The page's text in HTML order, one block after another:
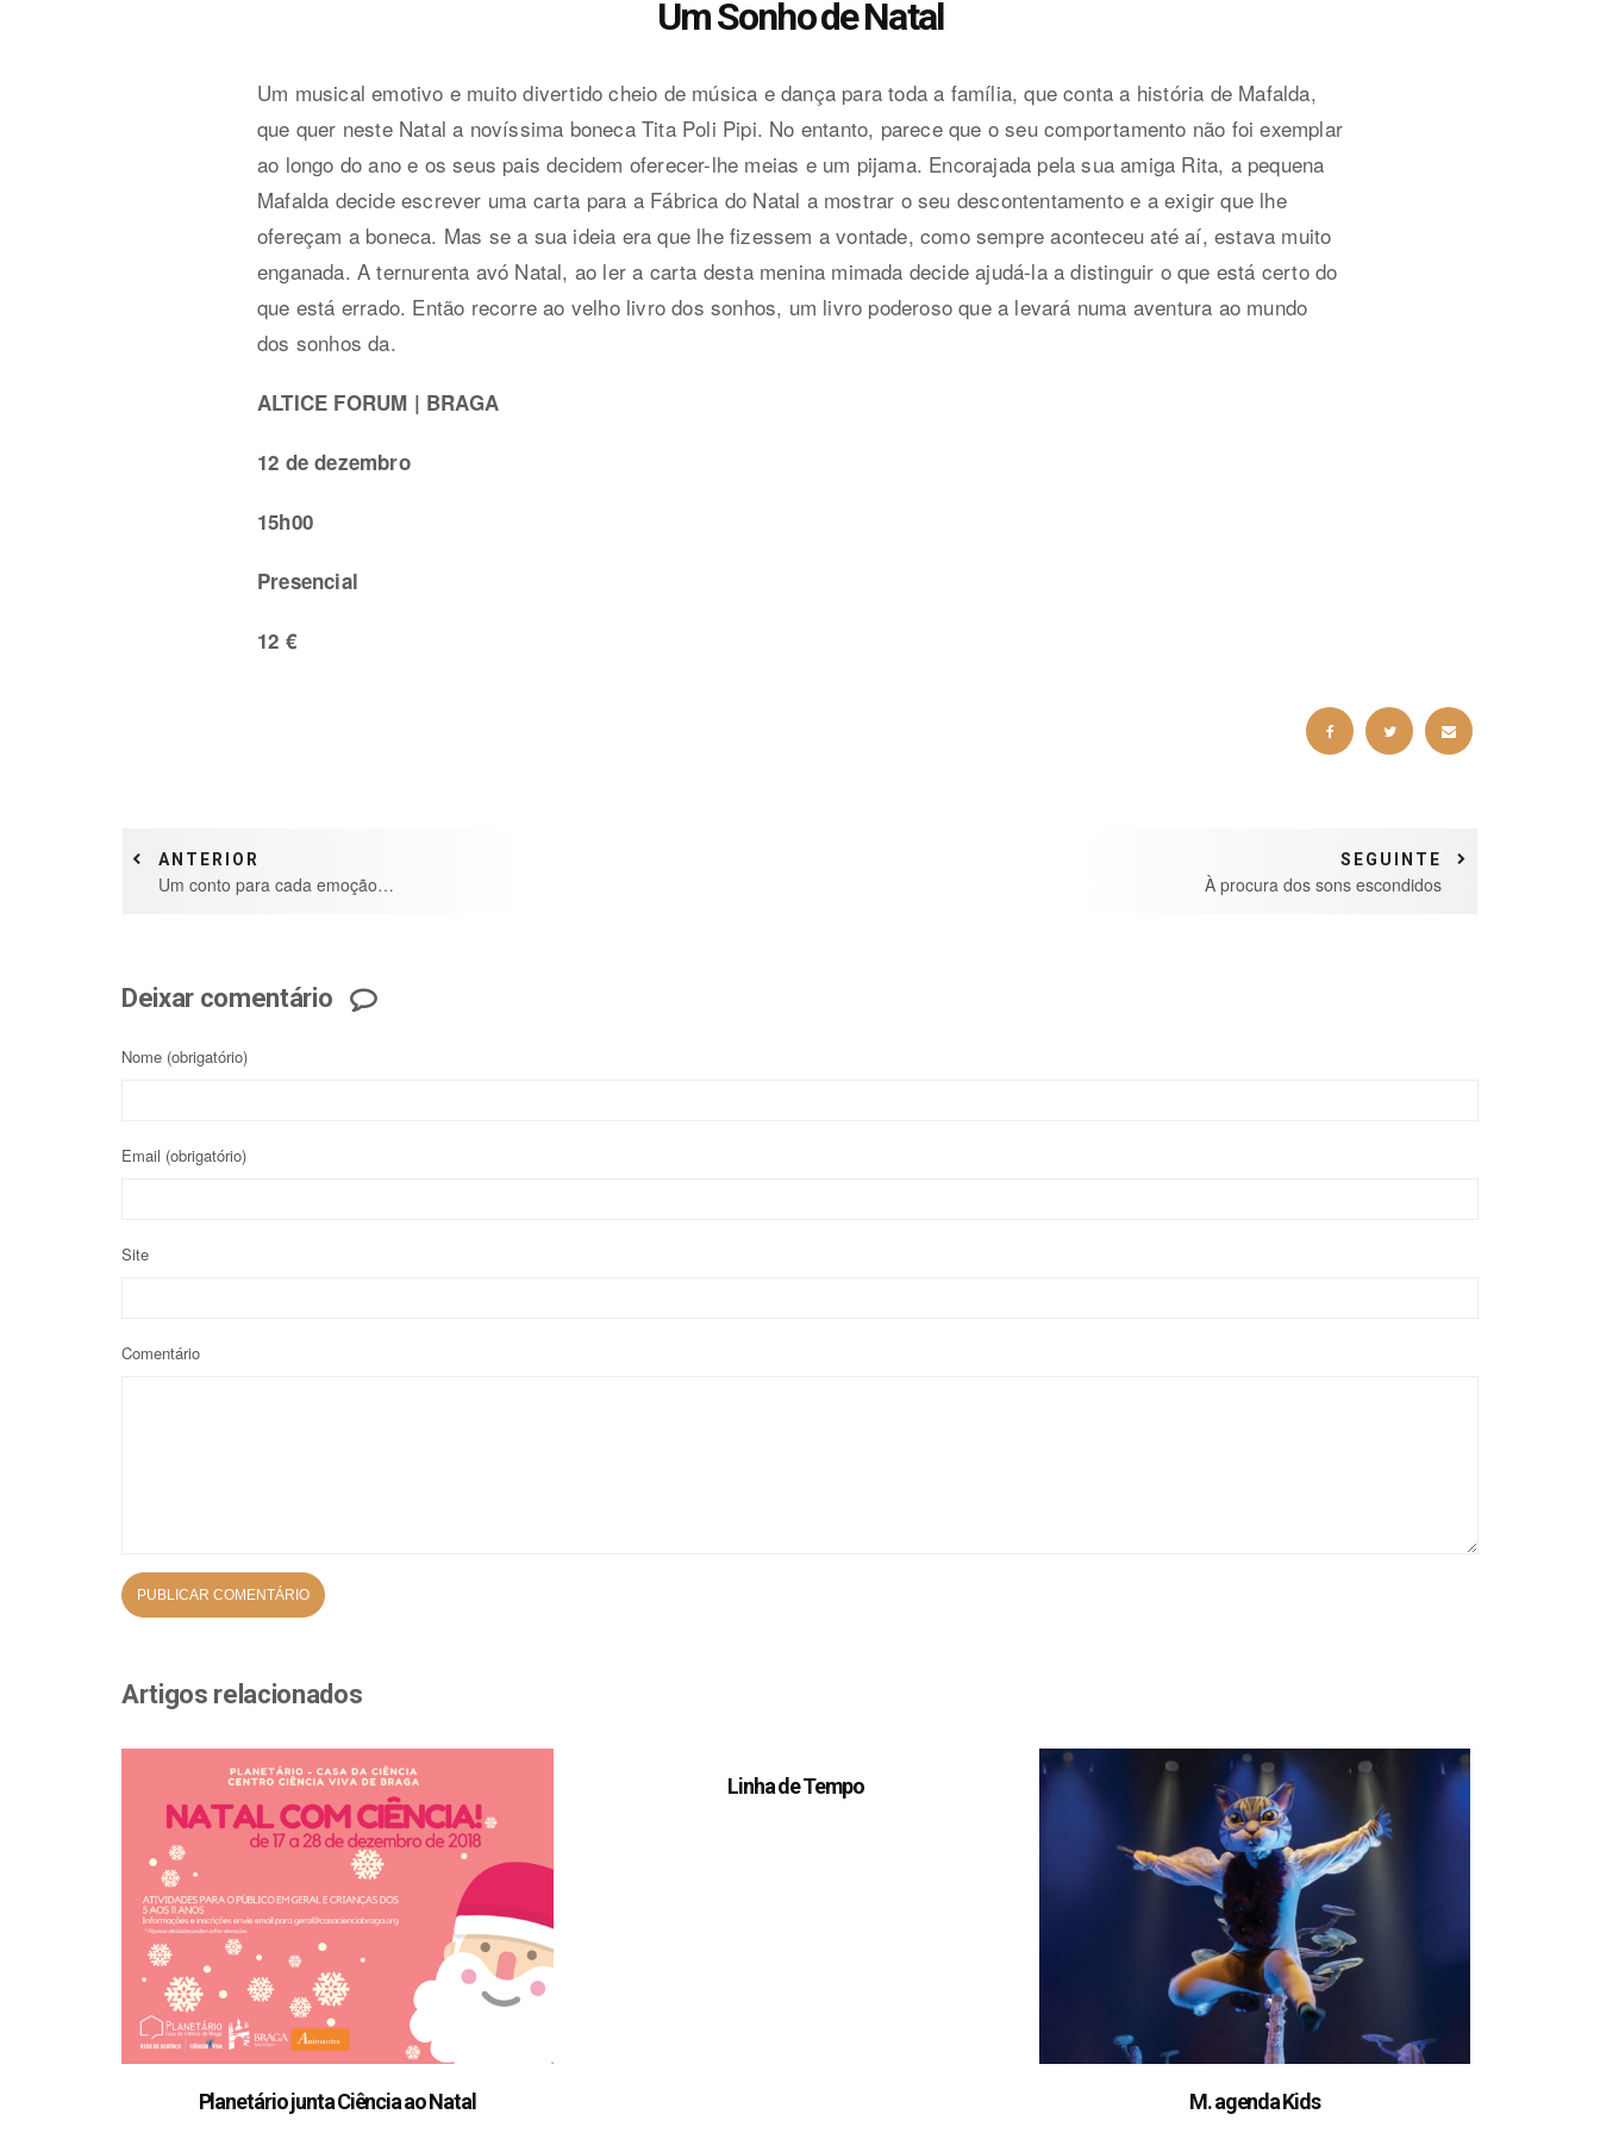
Um Sonho de Natal
Um musical emotivo e muito divertido cheio de música e dança para toda a família, que conta a história de Mafalda,
que quer neste Natal a novíssima boneca Tita Poli Pipi. No entanto, parece que o seu comportamento não foi exemplar
ao longo do ano e os seus pais decidem oferecer-lhe meias e um pijama. Encorajada pela sua amiga Rita, a pequena
Mafalda decide escrever uma carta para a Fábrica do Natal a mostrar o seu descontentamento e a exigir que lhe
ofereçam a boneca. Mas se a sua ideia era que lhe fizessem a vontade, como sempre aconteceu até aí, estava muito
enganada. A ternurenta avó Natal, ao ler a carta desta menina mimada decide ajudá-la a distinguir o que está certo do
que está errado. Então recorre ao velho livro dos sonhos, um livro poderoso que a levará numa aventura ao mundo
dos sonhos da.
ALTICE FORUM | BRAGA
12 de dezembro
15h00
Presencial
12 €
ANTERIOR
Um conto para cada emoção…
SEGUINTE
À procura dos sons escondidos
Deixar comentário
Nome (obrigatório)
Email (obrigatório)
Site
Comentário
Artigos relacionados
Planetário junta Ciência ao Natal
Linha de Tempo
M. agenda Kids